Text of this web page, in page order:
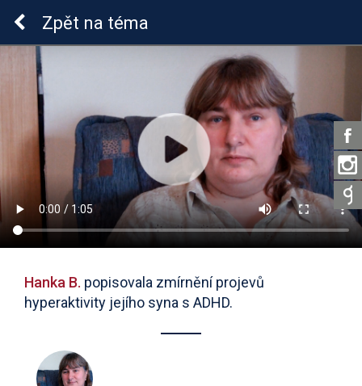
ADHD u dětí
Zpět na téma
Hanka B. popisovala zmírnění projevů
hyperaktivity jejího syna s ADHD.